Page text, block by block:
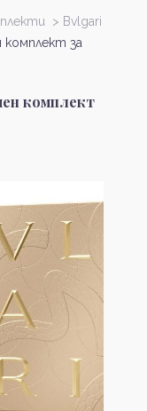
> Bvlgari
за
комплект